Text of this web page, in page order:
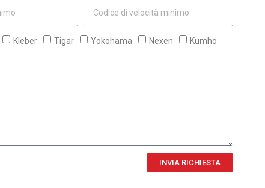
Kleber Tigar Yokohama Nexen
Kumho
INVIA RICHIESTA